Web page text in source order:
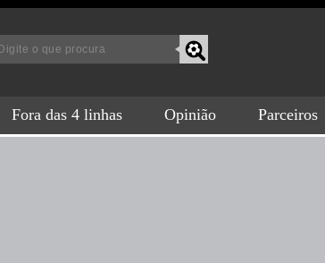
a
Fora das 4 linhas Opinião Parceiros